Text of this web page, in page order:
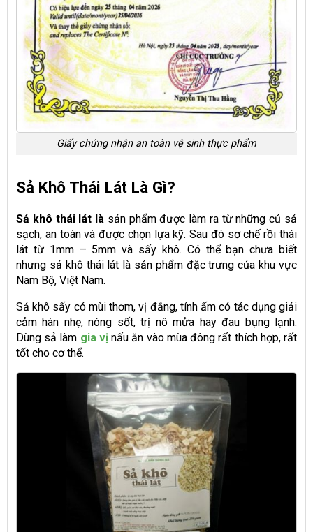
Giấy chứng nhận an toàn vệ sinh thực phẩm
Sả Khô Thái Lát Là Gì?
Sả khô thái lát là sản phẩm được làm ra từ những củ sả
sạch, an toàn và được chọn lựa kỹ. Sau đó sơ chế rồi thái
lát từ 1mm – 5mm và sấy khô. Có thể bạn chưa biết
nhưng sả khô thái lát là sản phẩm đặc trưng của khu vực
Nam Bộ, Việt Nam.
Sả khô sấy có mùi thơm, vị đắng, tính ấm có tác dụng giải
cảm hàn nhẹ, nóng sốt, trị nô mửa hay đau bụng lạnh.
Dùng sả làm gia vịnấu ăn vào mùa đông rất thích hợp, rất
tốt cho cơ thể.